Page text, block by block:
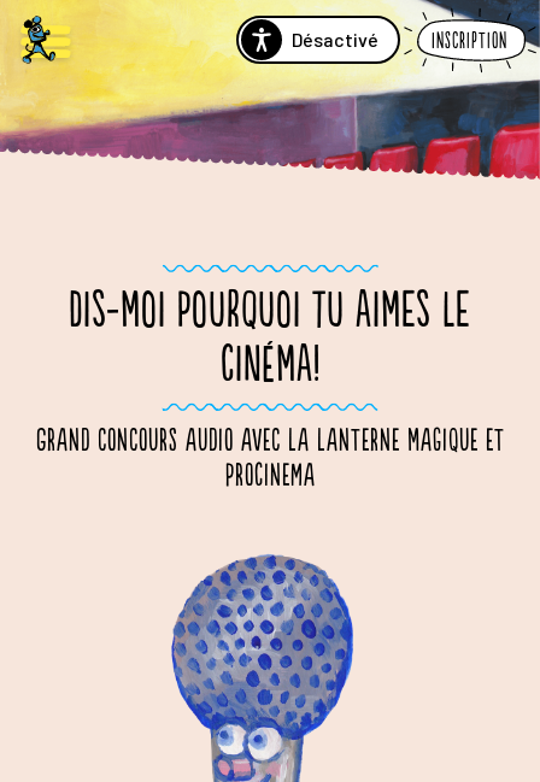
Désactivé Inscription
DIS-MOI POURQUOI TU AIMES LE
CINÉMA!
Grand concours audio avec La Lanterne Magique et
ProCinema